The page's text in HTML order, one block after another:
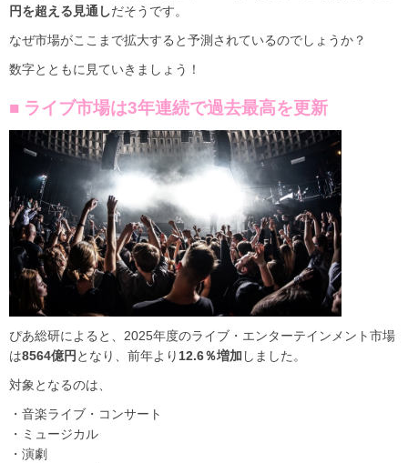
円を超える見通しだそうです。
なぜ市場がここまで拡大すると予測されているのでしょうか？
数字とともに見ていきましょう！
■ ライブ市場は3年連続で過去最高を更新
ぴあ総研によると、2025年度のライブ・エンターテインメント市場
は8564億円 となり、前年より 12.6％増加 しました。
対象となるのは、
・音楽ライブ・コンサート
・ミュージカル
・演劇